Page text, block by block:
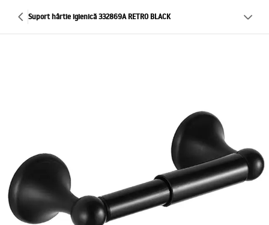
Suport hârtie igienică 332869A RETRO BLACK